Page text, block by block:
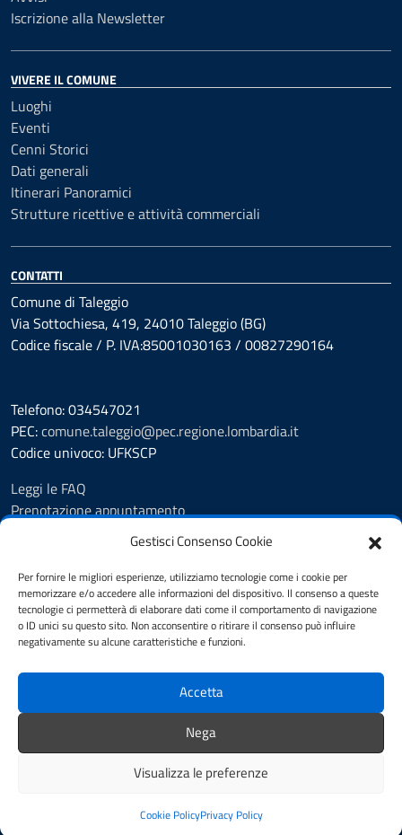
Gestisci Consenso Cookie
Per fornire le migliori esperienze, utilizziamo tecnologie come i cookie per
memorizzare e/o accedere alle informazioni del dispositivo. Il consenso a queste
tecnologie ci permetterà di elaborare dati come il comportamento di navigazione
o ID unici su questo sito. Non acconsentire o ritirare il consenso può influire
negativamente su alcune caratteristiche e funzioni.
Accetta
Nega
Visualizza le preferenze
Cookie PolicyPrivacy Policy
Iscrizione alla Newsletter
VIVERE IL COMUNE
Luoghi
Eventi
Cenni Storici
Dati generali
Itinerari Panoramici
Strutture ricettive e attività commerciali
CONTATTI
Comune di Taleggio
Via Sottochiesa, 419, 24010 Taleggio (BG)
Codice fiscale / P. IVA:85001030163 / 00827290164
Telefono: 034547021
PEC:comune.taleggio@pec.regione.lombardia.it
Codice univoco: UFKSCP
Leggi le FAQ
Prenotazione appuntamento
Segnalazione disservizio
Richiesta Assistenza
Amministrazione Trasparente
Albo pretorio dal 8.11.23
Albo pretorio fino al 7.11.23
Atti amministrativi
Informativa privacy
Dichiarazione di accessibilità
Feedback
Credits